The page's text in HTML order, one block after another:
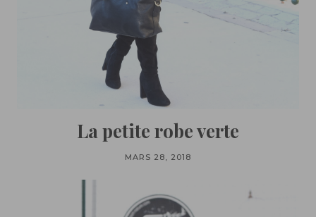
La petite robe verte
MARS 28, 2018